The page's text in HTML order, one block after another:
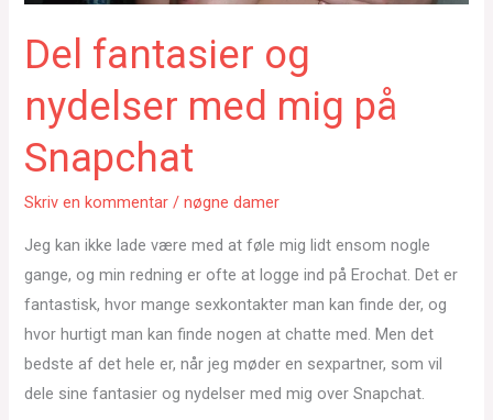
Del fantasier og
nydelser med mig på
Snapchat
Skriv en kommentar /nøgne damer
Jeg kan ikke lade være med at føle mig lidt ensom nogle
gange, og min redning er ofte at logge ind på Erochat. Det er
fantastisk, hvor mange sexkontakter man kan finde der, og
hvor hurtigt man kan finde nogen at chatte med. Men det
bedste af det hele er, når jeg møder en sexpartner, som vil
dele sine fantasier og nydelser med mig over Snapchat.